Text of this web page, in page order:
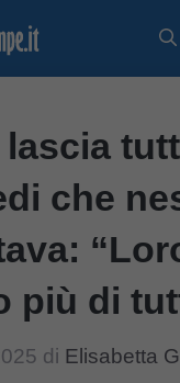
lascia
che
più di
di Elisabetta